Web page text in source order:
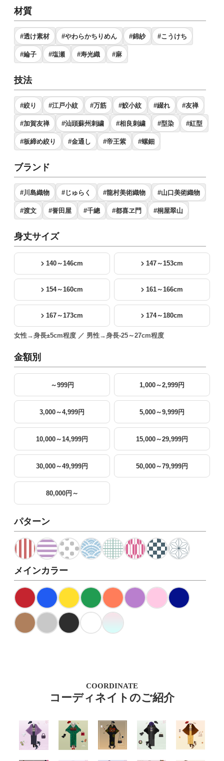
材質
#透け素材 #やわらかちりめん #錦紗 #こうけち
#綸子 #塩瀬 #寿光織 #麻
技法
#絞り #江戸小紋 #万筋 #鮫小紋 #綴れ #友禅
#加賀友禅 #汕頭蘇州刺繍 #相良刺繍 #型染 #紅型
#板締め絞り #金通し #帝王紫 #螺鈿
ブランド
#川島織物 #じゅらく #龍村美術織物 #山口美術織物
#渡文 #誉田屋 #千總 #都喜ヱ門 #桐屋翠山
身丈サイズ
140～146cm 147～153cm
154～160cm 161～166cm
167～173cm 174～180cm
女性→身長±5cm程度 ／ 男性→身長-25～27cm程度
金額別
～999円 1,000～2,999円
3,000～4,999円 5,000～9,999円
10,000～14,999円 15,000～29,999円
30,000～49,999円 50,000～79,999円
80,000円～
パターン
メインカラー
COORDINATE
コーディネイトのご紹介